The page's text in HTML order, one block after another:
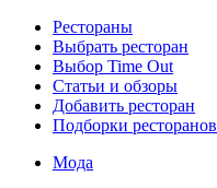
Рестораны
Выбрать ресторан
Выбор Time Out
Статьи и обзоры
Добавить ресторан
Подборки ресторанов
Мода